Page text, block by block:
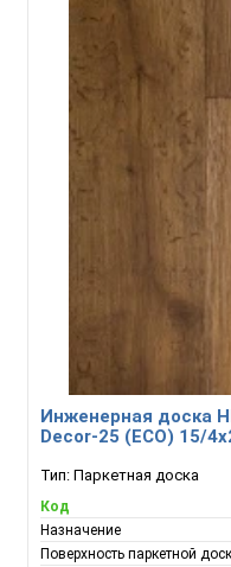
Инженерная доска
Decor-25 (ECO) 15/
Тип: Паркетная доска
Код
Назначение
Поверхность паркетной